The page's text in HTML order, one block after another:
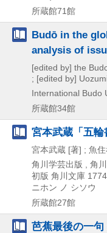
所蔵館71館
Budō in the
analysis of
[edited by] the
; [edited by]
International Budo
所蔵館34館
宮本武蔵「五輪
宮本武蔵 [著] ; 魚
角川学芸出版 , 角
初版 角川文庫
ニホン ノ シソウ
所蔵館27館
芭蕉最後の一